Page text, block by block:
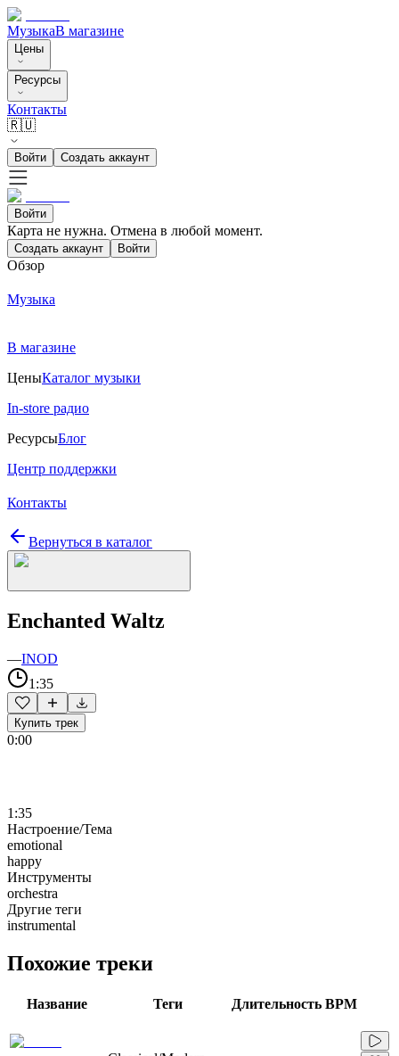
МузыкаВ магазине
Цены
Ресурсы
Контакты
🇷🇺
Войти Создать аккаунт
Войти
Карта не нужна. Отмена в любой момент.
Создать аккаунт Войти
Обзор
Музыка
В магазине
ЦеныКаталог музыки
In-store радио
РесурсыБлог
Центр поддержки
Контакты
Вернуться в каталог
Enchanted Waltz
—INOD
1:35
Купить трек
0:00
1:35
Настроение/Тема
emotional
happy
Инструменты
orchestra
Другие теги
instrumental
Похожие треки
Название Теги Длительность BPM